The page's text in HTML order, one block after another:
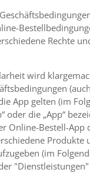
Rechte
wird
App gelten (im
oder die „App“
Online-Bestell-App
Produkte
(im
"Dienstleistungen"